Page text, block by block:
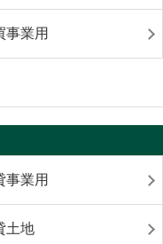
事業用
事業用
土地